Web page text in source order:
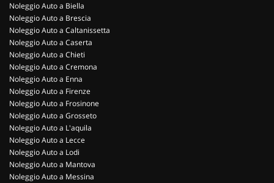
Noleggio Auto a Biella
Noleggio Auto a Brescia
Noleggio Auto a Caltanissetta
Noleggio Auto a Caserta
Noleggio Auto a Chieti
Noleggio Auto a Cremona
Noleggio Auto a Enna
Noleggio Auto a Firenze
Noleggio Auto a Frosinone
Noleggio Auto a Grosseto
Noleggio Auto a L'aquila
Noleggio Auto a Lecce
Noleggio Auto a Lodi
Noleggio Auto a Mantova
Noleggio Auto a Messina